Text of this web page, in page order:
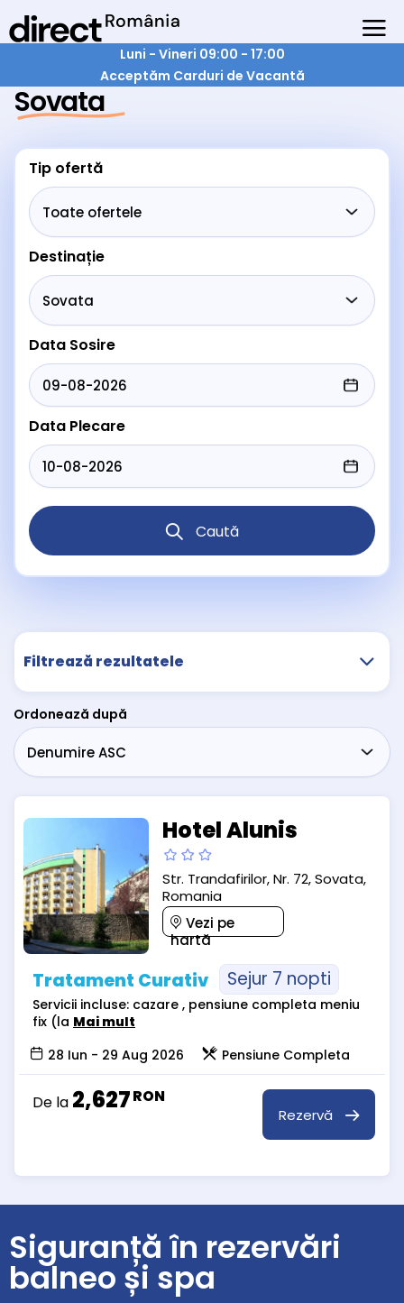
Luni - Vineri 09:00 - 17:00
Acceptăm Carduri de Vacantă
Sovata
Tip ofertă
Destinație
Data Sosire
Data Plecare
Caută
Filtrează rezultatele
Ordonează după
Hotel Alunis
Str. Trandafirilor, Nr. 72, Sovata,
Romania
Vezi pe
hartă
Tratament Curativ Sejur 7 nopti
Servicii incluse: cazare , pensiune completa meniu
fix (la Mai mult
28 Iun - 29 Aug 2026
Pensiune Completa
De la 2,627RON
Rezervă
Siguranță în rezervări
balneo și spa